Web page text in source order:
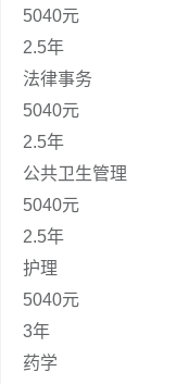
5040元
2.5年
法律事务
5040元
2.5年
公共卫生管理
5040元
2.5年
护理
5040元
3年
药学